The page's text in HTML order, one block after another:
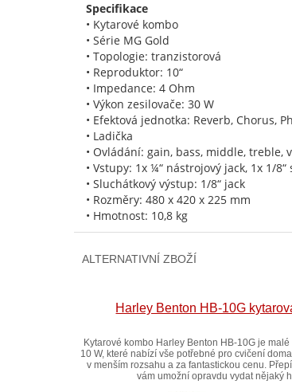
Specifikace
• Kytarové kombo
• Série MG Gold
• Topologie: tranzistorová
• Reproduktor: 10“
• Impedance: 4 Ohm
• Výkon zesilovače: 30 W
• Efektová jednotka: Reverb, Chorus,
• Ladička
• Ovládání: gain, bass, middle, treble,
• Vstupy: 1x ¼“ nástrojový jack, 1x 1/
• Sluchátkový výstup: 1/8“ jack
• Rozměry: 480 x 420 x 225 mm
• Hmotnost: 10,8 kg
ALTERNATIVNÍ ZBOŽÍ
Harley Benton HB-10G
Kytarové kombo Harley Benton HB-10G je
10 W, které nabízí vše potřebné pro cvičení
v menším rozsahu a za fantastickou cenu.
vám umožní opravdu vydat nějaký